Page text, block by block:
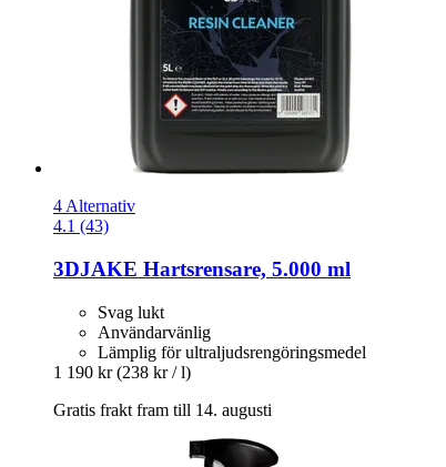
4 Alternativ
4.1 (43)
3DJAKE Hartsrensare, 5.000 ml
Svag lukt
Användarvänlig
Lämplig för ultraljudsrengöringsmedel
1 190 kr (238 kr / l)
Gratis frakt fram till 14. augusti